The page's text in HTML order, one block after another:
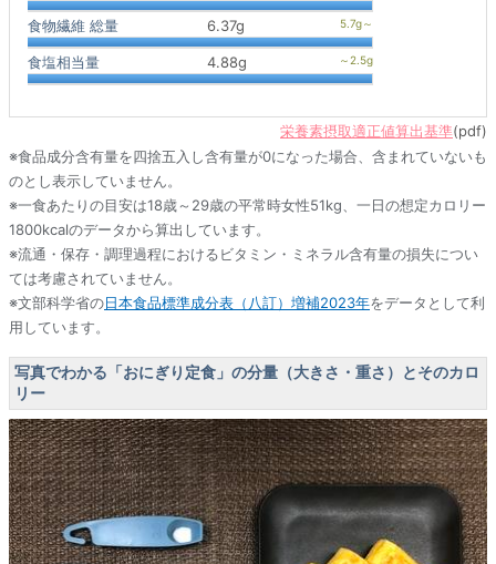
食物繊維 総量 6.37g
食塩相当量 4.88g
栄養素摂取適正値算出基準(pdf)
※食品成分含有量を四捨五入し含有量が0になった場合、含まれていないも
のとし表示していません。
※一食あたりの目安は18歳～29歳の平常時女性51kg、一日の想定カロリー
1800kcalのデータから算出しています。
※流通・保存・調理過程におけるビタミン・ミネラル含有量の損失につい
ては考慮されていません。
※文部科学省の日本食品標準成分表（八訂）増補2023年をデータとして利
用しています。
写真でわかる「おにぎり定食」の分量（大きさ・重さ）とそのカロ
リー